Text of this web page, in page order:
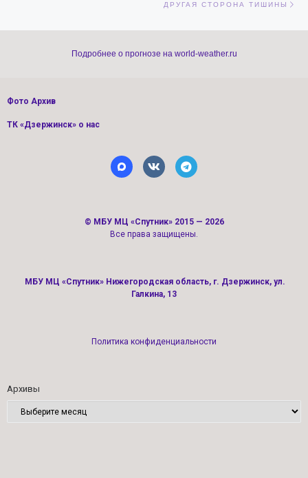
ДРУГАЯ СТОРОНА ТИШИНЫ
Подробнее о прогнозе на world-weather.ru
Фото Архив
ТК «Дзержинск» о нас
© МБУ МЦ «Спутник» 2015 — 2026
Все права защищены.
МБУ МЦ «Спутник» Нижегородская область, г. Дзержинск, ул.
Галкина, 13
Политика конфиденциальности
Архивы